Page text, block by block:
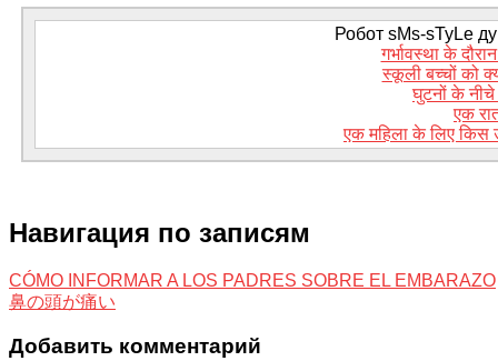
Робот sMs-sTyLe
गर्भावस्था के
स्कूली बच्चों को
घुटनों के
एक
एक महिला के लिए किस
Навигация по записям
CÓMO INFORMAR A LOS PADRES SOBRE EL EMBARAZO
鼻の頭が痛い
Добавить комментарий